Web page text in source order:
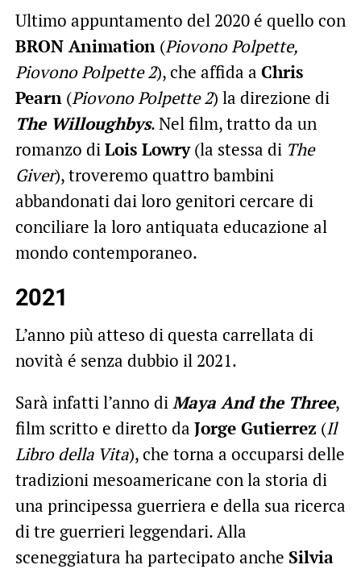
Ultimo appuntamento del 2020 é quello con
BRON Animation(Piovono Polpette,
Piovono Polpette 2), che affida a Chris
Pearn(Piovono Polpette 2) la direzione di
The Willoughbys. Nel film, tratto da un
romanzo diLois Lowry(la stessa di The
Giver), troveremo quattro bambini
abbandonati dai loro genitori cercare di
conciliare la loro antiquata educazione al
mondo contemporaneo.
2021
L’anno più atteso di questa carrellata di
novità é senza dubbio il 2021.
Sarà infatti l’anno diMaya And the Three,
film scritto e diretto da Jorge Gutierrez (Il
Libro della Vita), che torna a occuparsi delle
tradizioni mesoamericane con la storia di
una principessa guerriera e della sua ricerca
di tre guerrieri leggendari. Alla
sceneggiatura ha partecipato anche Silvia